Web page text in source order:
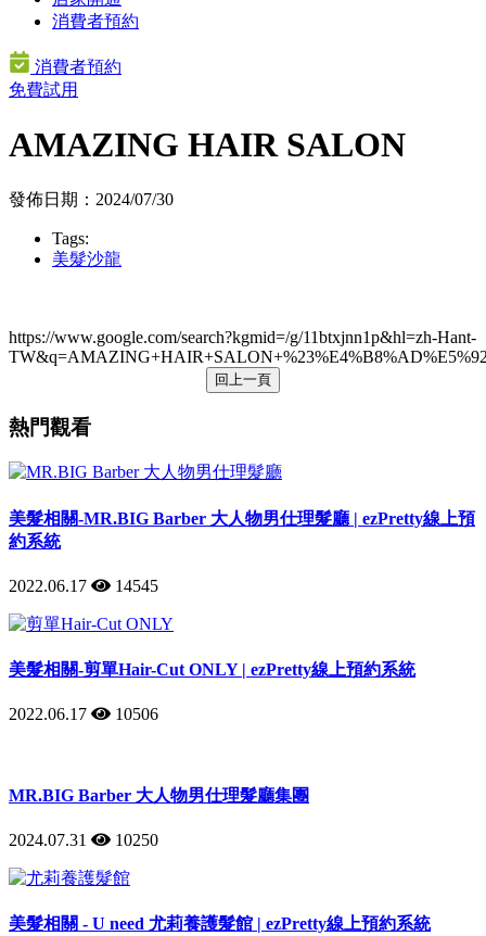
消費者預約
消費者預約
免費試用
AMAZING HAIR SALON
發佈日期：2024/07/30
Tags:
美髮沙龍
https://www.google.com/search?kgmid=/g/11btxjnn1p&hl=zh-Hant-
回上一頁
熱門觀看
美髮相關-MR.BIG Barber 大人物男仕理髮廳 | ezPretty線上預
約系統
2022.06.17 14545
美髮相關-剪單Hair-Cut ONLY | ezPretty線上預約系統
2022.06.17 10506
MR.BIG Barber 大人物男仕理髮廳集團
2024.07.31 10250
美髮相關 - U need 尤莉養護髮館 | ezPretty線上預約系統